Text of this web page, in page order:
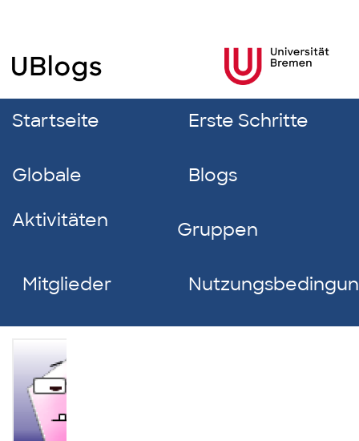
Startseite Erste Schritte
Globale
Aktivitäten
Blogs
Gruppen
Mitglieder